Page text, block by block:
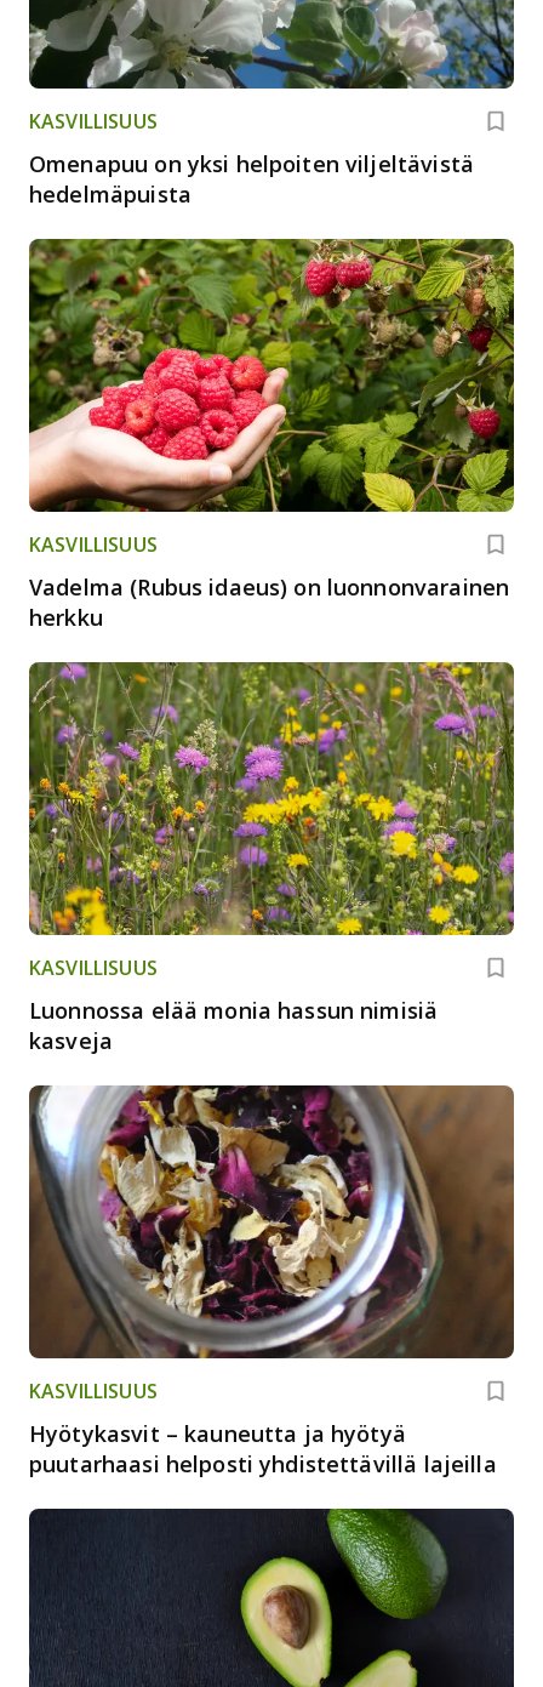
KASVILLISUUS
Omenapuu on yksi helpoiten viljeltävistä
hedelmäpuista
KASVILLISUUS
Vadelma (Rubus idaeus) on luonnonvarainen
herkku
KASVILLISUUS
Luonnossa elää monia hassun nimisiä
kasveja
KASVILLISUUS
Hyötykasvit – kauneutta ja hyötyä
puutarhaasi helposti yhdistettävillä lajeilla